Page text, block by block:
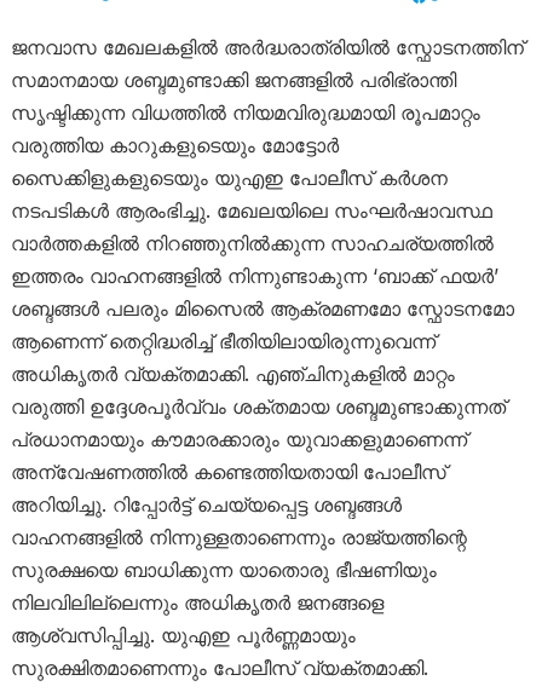
ജനവാസ മേഖലകളിൽ അർദ്ധരാത്രിയിൽ സ്ഫോടനത്തിന്
സമാനമായ ശബ്ദമുണ്ടാക്കി ജനങ്ങളിൽ പരിഭ്രാന്തി
സൃഷ്ടിക്കുന്ന വിധത്തിൽ നിയമവിരുദ്ധമായി രൂപമാറ്റം
വരുത്തിയ കാറുകളുടെയും മോട്ടോർ
സൈക്കിളുകളുടെയും യുഎഇ പോലീസ് കർശന
നടപടികൾ ആരംഭിച്ചു. മേഖലയിലെ സംഘർഷാവസ്ഥ
വാർത്തകളിൽ നിറഞ്ഞുനിൽക്കുന്ന സാഹചര്യത്തിൽ
ഇത്തരം വാഹനങ്ങളിൽ നിന്നുണ്ടാകുന്ന ‘ബാക്ക് ഫയർ’
ശബ്ദങ്ങൾ പലരും മിസൈൽ ആക്രമണമോ സ്ഫോടനമോ
ആണെന്ന് തെറ്റിദ്ധരിച്ച് ഭീതിയിലായിരുന്നുവെന്ന്
അധികൃതർ വ്യക്തമാക്കി. എഞ്ചിനുകളിൽ മാറ്റം
വരുത്തി ഉദ്ദേശപൂർവ്വം ശക്തമായ ശബ്ദമുണ്ടാക്കുന്നത്
പ്രധാനമായും കൗമാരക്കാരും യുവാക്കളുമാണെന്ന്
അന്വേഷണത്തിൽ കണ്ടെത്തിയതായി പോലീസ്
അറിയിച്ചു. റിപ്പോർട്ട് ചെയ്യപ്പെട്ട ശബ്ദങ്ങൾ
വാഹനങ്ങളിൽ നിന്നുള്ളതാണെന്നും രാജ്യത്തിന്റെ
സുരക്ഷയെ ബാധിക്കുന്ന യാതൊരു ഭീഷണിയും
നിലവിലില്ലെന്നും അധികൃതർ ജനങ്ങളെ
ആശ്വസിപ്പിച്ചു. യുഎഇ പൂർണ്ണമായും
സുരക്ഷിതമാണെന്നും പോലീസ് വ്യക്തമാക്കി.